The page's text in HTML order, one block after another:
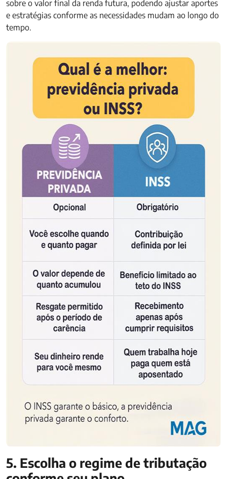
sobre o valor final da renda futura, podendo ajustar aportes
e estratégias conforme as necessidades mudam ao longo do
tempo.
5. Escolha o regime de tributação